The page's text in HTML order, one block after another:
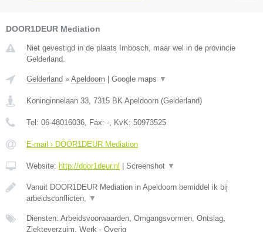
DOOR1DEUR Mediation
Niet gevestigd in de plaats Imbosch, maar wel in de provincie
Gelderland.
Gelderland » Apeldoorn Google maps ▼
Koninginnelaan 33 7315 BK Apeldoorn (Gelderland)
Tel: 06-48016036 , Fax: - , KvK: 50973525
E-mail › DOOR1DEUR Mediation
Website: http://door1deur.nl Screenshot ▼
Vanuit DOOR1DEUR Mediation in Apeldoorn bemiddel ik bij
arbeidsconflicten,
▼
Diensten: Arbeidsvoorwaarden, Omgangsvormen, Ontslag,
Ziekteverzuim, Werk - Overig